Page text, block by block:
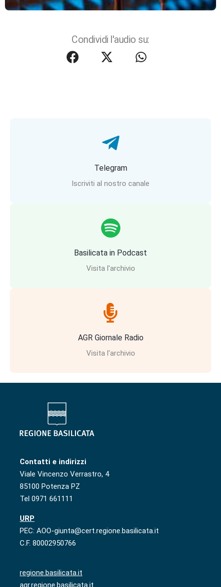
Condividi l'audio su:
Telegram
Iscriviti al nostro canale
Basilicata in Podcast
Visita l'archivio
AGR Giornale Radio
Visita l'archivio
Contatti e indirizzi
Viale Vincenzo Verrastro, 4
85100 Potenza PZ
Tel 0971 661111
URP
PEC: AOO-giunta@cert.regione.basilicata.it
C.F. 80002950766
regione.basilicata.it
agr.regione.basilicata.it